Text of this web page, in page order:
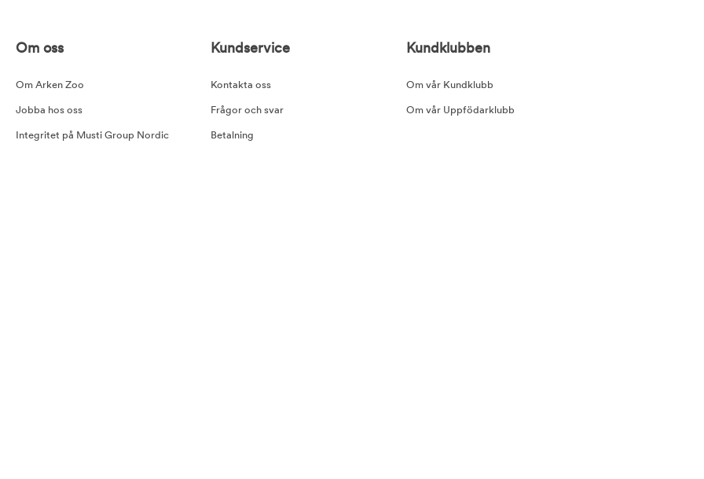
Om oss
Om Arken Zoo
Jobba hos oss
Integritet på Musti Group Nordic
Kundservice
Kontakta oss
Frågor och svar
Betalning
Kundklubben
Om vår Kundklubb
Om vår Uppfödarklubb